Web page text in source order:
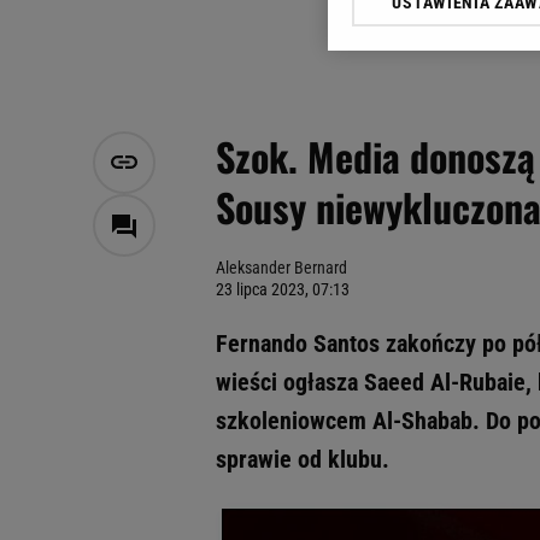
Szok. Media
Sousy niewykluczona
Aleksander Bernard
23 lipca 2023, 07:13
Fernando Santos zakończy po
wieści ogłasza Saeed Al-
szkoleniowcem Al-Shabab. Do
sprawie od klubu.
Klikając „Akceptuję”
Zaufanych Partnerów i
My, nasi Zaufani
Użycie dokładnych
Przechowywanie